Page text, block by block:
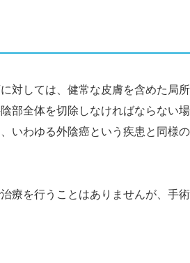
対しては、健常な皮膚を含めた局
部全体を切除しなければならない
いわゆる外陰癌という疾患と同様
療を行うことはありませんが、手